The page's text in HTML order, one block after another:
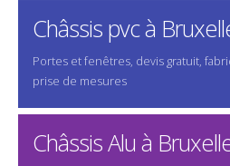
Châssis pvc à
Portes et fenêtres, devis gratuit,
prise de mesures
Châssis Alu à